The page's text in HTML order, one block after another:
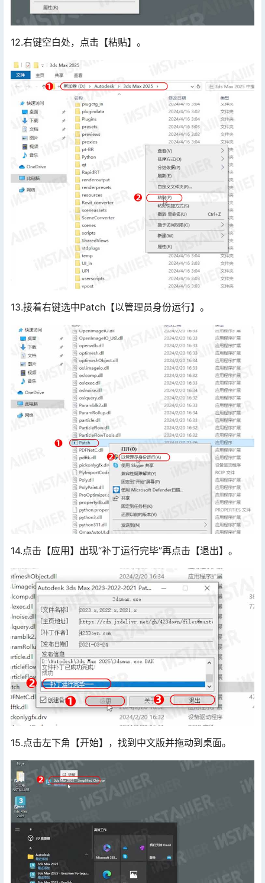
12.右键空白处，点击【粘贴】。
13.接着右键选中Patch【以管理员身份运行】。
14.点击【应用】出现“补丁运行完毕”再点击【退出】。
15.点击左下角【开始】，找到中文版并拖动到桌面。